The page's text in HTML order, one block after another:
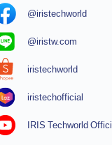
@iristechworld
@iristw.com
iristechworld
iristechofficial
IRIS Techworld